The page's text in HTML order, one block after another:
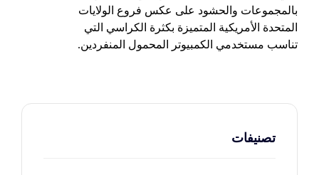
بالمجموعات والحشود على عكس فروع الولايات
المتحدة الأمريكية المتميزة بكثرة الكراسي التي
تناسب مستخدمي الكمبيوتر المحمول المنفردين.
تصنيفات